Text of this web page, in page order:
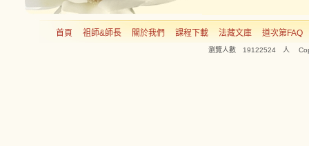
首頁 祖師&師長 關於我們 課程下載 法藏文庫 道次第FAQ
瀏覽人數 19122524 人